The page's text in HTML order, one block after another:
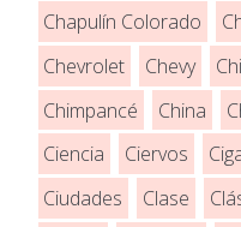
Chapulín Colorado
Chevrolet
Chevy
Chimpancé
China
Ciencia
Ciervos
Ciudades
Clase